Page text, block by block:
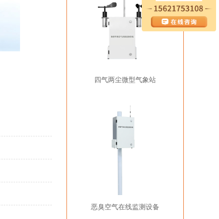
四气两尘微型气象站
恶臭空气在线监测设备